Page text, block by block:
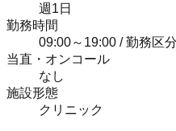
週1日
勤務時間
09:00～19:00 / 勤務区
当直・オンコール
なし
施設形態
クリニック